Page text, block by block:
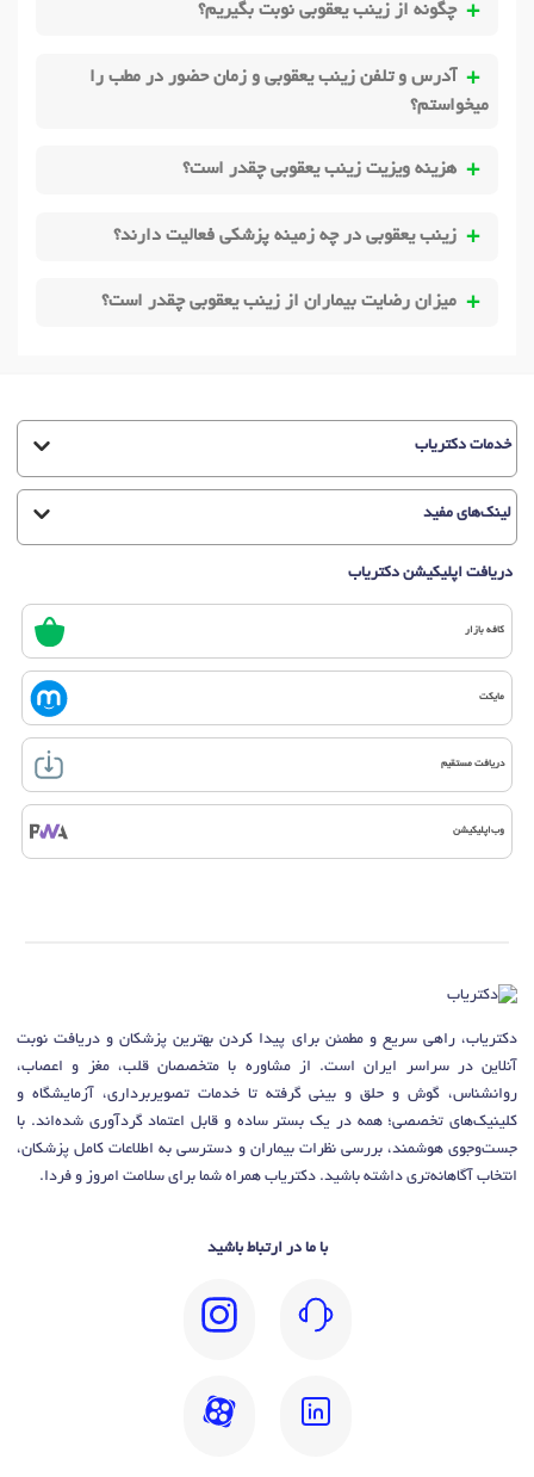
چگونه از زینب یعقوبی نوبت بگیریم؟
آدرس و تلفن زینب یعقوبی و زمان حضور در مطب را
میخواستم؟
هزینه ویزیت زینب یعقوبی چقدر است؟
زینب یعقوبی در چه زمینه پزشکی فعالیت دارند؟
میزان رضایت بیماران از زینب یعقوبی چقدر است؟
خدمات دکتریاب
لینک‌های مفید
دریافت اپلیکیشن دکتریاب
کافه بازار
مایکت
دریافت مستقیم
وب‌اپلیکیشن
دکتریاب، راهی سریع و مطمئن برای پیدا کردن بهترین پزشکان و دریافت نوبت
آنلاین در سراسر ایران است. از مشاوره با متخصصان قلب، مغز و اعصاب،
روانشناس، گوش و حلق و بینی گرفته تا خدمات تصویربرداری، آزمایشگاه و
کلینیک‌های تخصصی؛ همه در یک بستر ساده و قابل اعتماد گردآوری شده‌اند. با
جست‌وجوی هوشمند، بررسی نظرات بیماران و دسترسی به اطلاعات کامل پزشکان،
انتخاب آگاهانه‌تری داشته باشید. دکتریاب همراه شما برای سلامت امروز و فردا.
با ما در ارتباط باشید